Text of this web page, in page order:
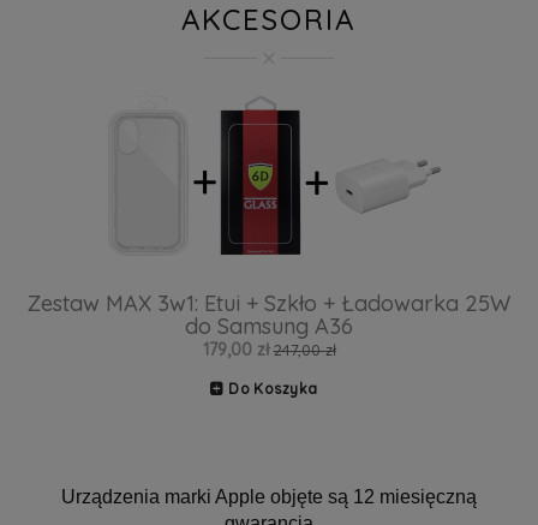
AKCESORIA
Zestaw MAX 3w1: Etui + Szkło + Ładowarka 25W
do Samsung A36
179,00 zł 247,00 zł
Do Koszyka
Urządzenia marki Apple objęte są 12 miesięczną